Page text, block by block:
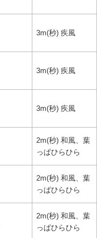
3m(秒) 疾風
3m(秒) 疾風
3m(秒) 疾風
2m(秒) 和風、葉
っぱひらひら
2m(秒) 和風、葉
っぱひらひら
2m(秒) 和風、葉
っぱひらひら